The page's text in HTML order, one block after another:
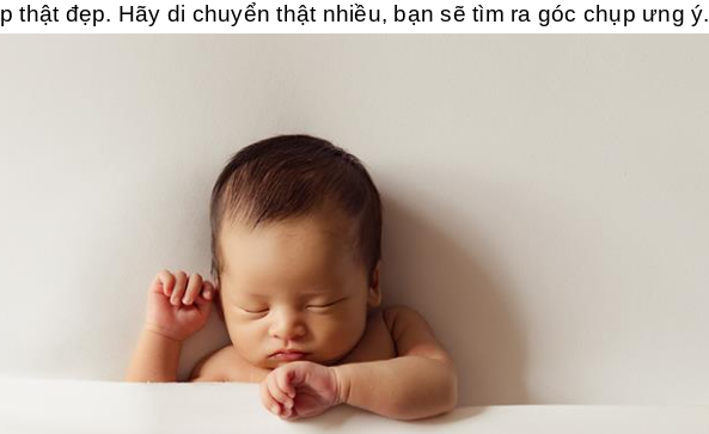
thật đẹp. Hãy di chuyển thật nhiều, bạn sẽ tìm ra góc chụp ưng ý.